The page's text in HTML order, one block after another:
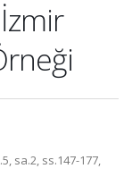
sa.2, ss.147-177,